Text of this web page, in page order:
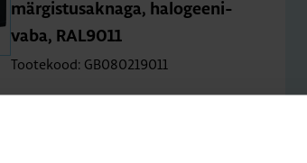
mär­gis­tus­ak­naga, halo­gee­ni­
vaba, RAL9011
Tootekood: GB080219011